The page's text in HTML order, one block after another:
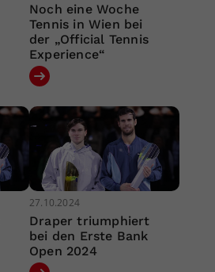
Noch eine Woche
Tennis in Wien bei
der „Official Tennis
Experience“
27.10.2024
Draper triumphiert
bei den Erste Bank
Open 2024